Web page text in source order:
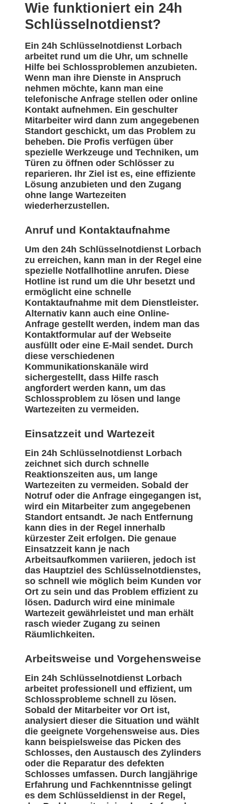
Wie funktioniert ein 24h
Schlüsselnotdienst?
Ein 24h Schlüsselnotdienst Lorbach
arbeitet rund um die Uhr, um schnelle
Hilfe bei Schlossproblemen anzubieten.
Wenn man ihre Dienste in Anspruch
nehmen möchte, kann man eine
telefonische Anfrage stellen oder online
Kontakt aufnehmen. Ein geschulter
Mitarbeiter wird dann zum angegebenen
Standort geschickt, um das Problem zu
beheben. Die Profis verfügen über
spezielle Werkzeuge und Techniken, um
Türen zu öffnen oder Schlösser zu
reparieren. Ihr Ziel ist es, eine effiziente
Lösung anzubieten und den Zugang
ohne lange Wartezeiten
wiederherzustellen.
Anruf und Kontaktaufnahme
Um den 24h Schlüsselnotdienst Lorbach
zu erreichen, kann man in der Regel eine
spezielle Notfallhotline anrufen. Diese
Hotline ist rund um die Uhr besetzt und
ermöglicht eine schnelle
Kontaktaufnahme mit dem Dienstleister.
Alternativ kann auch eine Online-
Anfrage gestellt werden, indem man das
Kontaktformular auf der Webseite
ausfüllt oder eine E-Mail sendet. Durch
diese verschiedenen
Kommunikationskanäle wird
sichergestellt, dass Hilfe rasch
angfordert werden kann, um das
Schlossproblem zu lösen und lange
Wartezeiten zu vermeiden.
Einsatzzeit und Wartezeit
Ein 24h Schlüsselnotdienst Lorbach
zeichnet sich durch schnelle
Reaktionszeiten aus, um lange
Wartezeiten zu vermeiden. Sobald der
Notruf oder die Anfrage eingegangen ist,
wird ein Mitarbeiter zum angegebenen
Standort entsandt. Je nach Entfernung
kann dies in der Regel innerhalb
kürzester Zeit erfolgen. Die genaue
Einsatzzeit kann je nach
Arbeitsaufkommen variieren, jedoch ist
das Hauptziel des Schlüsselnotdienstes,
so schnell wie möglich beim Kunden vor
Ort zu sein und das Problem effizient zu
lösen. Dadurch wird eine minimale
Wartezeit gewährleistet und man erhält
rasch wieder Zugang zu seinen
Räumlichkeiten.
Arbeitsweise und Vorgehensweise
Ein 24h Schlüsselnotdienst Lorbach
arbeitet professionell und effizient, um
Schlossprobleme schnell zu lösen.
Sobald der Mitarbeiter vor Ort ist,
analysiert dieser die Situation und wählt
die geeignete Vorgehensweise aus. Dies
kann beispielsweise das Picken des
Schlosses, den Austausch des Zylinders
oder die Reparatur des defekten
Schlosses umfassen. Durch langjährige
Erfahrung und Fachkenntnisse gelingt
es dem Schlüsseldienst in der Regel,